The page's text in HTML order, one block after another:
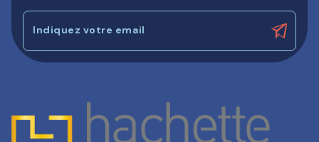
Indiquez votre email